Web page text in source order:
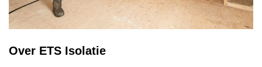
Over ETS Isolatie